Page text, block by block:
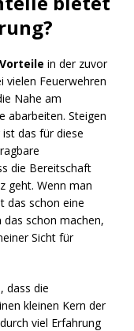
Vorteile in der zuvor
vielen Feuerwehren
Nahe am
abarbeiten. Steigen
das für diese
die Bereitschaft
geht. Wenn man
das schon eine
das schon machen,
Sicht für
dass die
kleinen Kern der
viel Erfahrung